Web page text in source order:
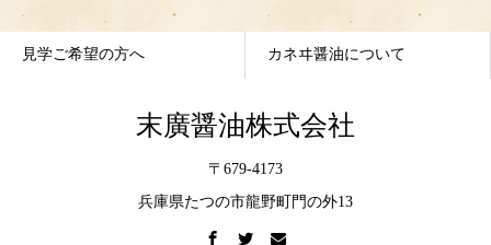
見学ご希望の方へ カネヰ醤油について
末廣醤油株式会社
〒679-4173
兵庫県たつの市龍野町門の外13